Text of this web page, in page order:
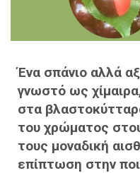
Ένα σπάνιο αλλά
γνωστό ως
στα
του χρώματος
τους μοναδική
επίπτωση στην